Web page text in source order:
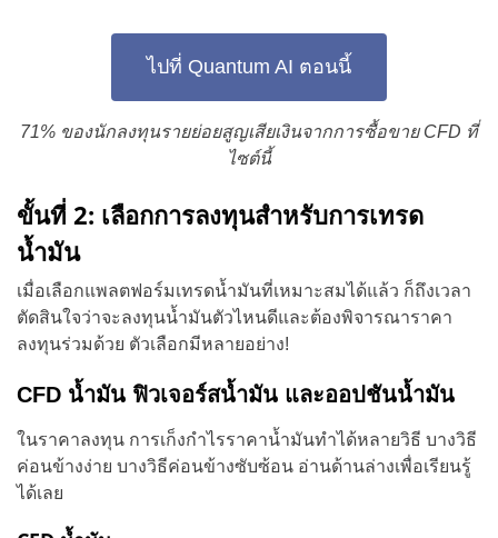
ไปที่ Quantum AI ตอนนี้
71% ของนักลงทุนรายย่อยสูญเสียเงินจากการซื้อขาย CFD ที่
ไซต์นี้
ขั้นที่ 2: เลือกการลงทุนสำหรับการเทรด
น้ำมัน
เมื่อเลือกแพลตฟอร์มเทรดน้ำมันที่เหมาะสมได้แล้ว ก็ถึงเวลา
ตัดสินใจว่าจะลงทุนน้ำมันตัวไหนดีและต้องพิจารณาราคา
ลงทุนร่วมด้วย ตัวเลือกมีหลายอย่าง!
CFD น้ำมัน ฟิวเจอร์สน้ำมัน และออปชันน้ำมัน
ในราคาลงทุน การเก็งกำไรราคาน้ำมันทำได้หลายวิธี บางวิธี
ค่อนข้างง่าย บางวิธีค่อนข้างซับซ้อน อ่านด้านล่างเพื่อเรียนรู้
ได้เลย